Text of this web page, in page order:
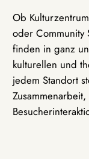
Ob
oder Community
finden in ganz
kulturellen und
jedem Standort